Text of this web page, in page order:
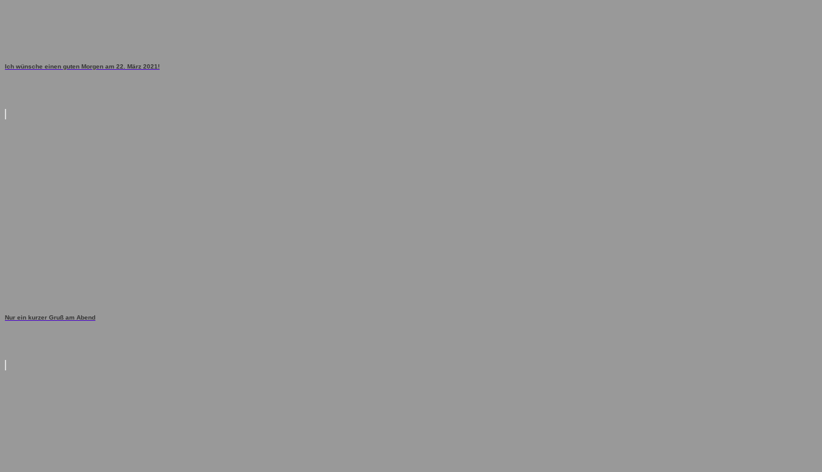
Ich wünsche einen guten Morgen am 22. März 2021!
Nur ein kurzer Gruß am Abend